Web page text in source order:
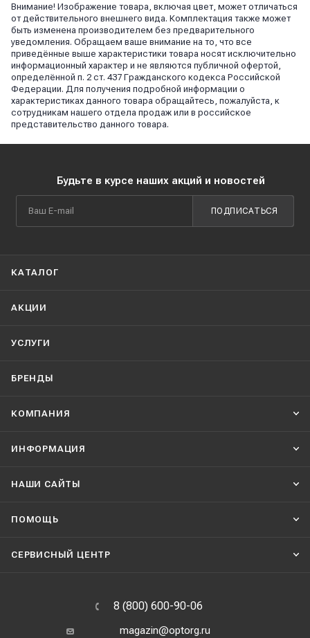
Внимание! Изображение товара, включая цвет, может отличаться
от действительного внешнего вида. Комплектация также может
быть изменена производителем без предварительного
уведомления. Обращаем ваше внимание на то, что все
приведённые выше характеристики товара носят исключительно
информационный характер и не являются публичной офертой,
определённой п. 2 ст. 437 Гражданского кодекса Российской
Федерации. Для получения подробной информации о
характеристиках данного товара обращайтесь, пожалуйста, к
сотрудникам нашего отдела продаж или в российское
представительство данного товара.
Будьте в курсе наших акций и новостей
ПОДПИСАТЬСЯ
КАТАЛОГ
АКЦИИ
УСЛУГИ
БРЕНДЫ
КОМПАНИЯ
ИНФОРМАЦИЯ
НАШИ CАЙТЫ
ПОМОЩЬ
СЕРВИСНЫЙ ЦЕНТР
8 (800) 600-90-06
magazin@optorg.ru